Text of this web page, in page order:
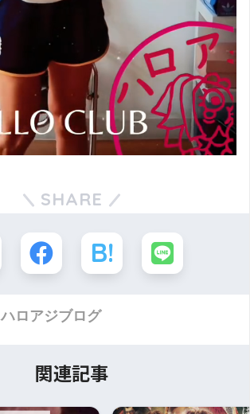
SHARE
ハロアジブログ
関連記事